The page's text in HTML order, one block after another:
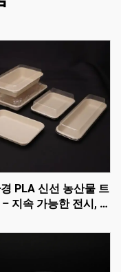
PLA 신선 농산물 트
지속 가능한 전시, 판